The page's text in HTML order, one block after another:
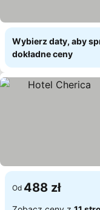
Wybierz daty, aby
dokładne ceny
Od 488 zł